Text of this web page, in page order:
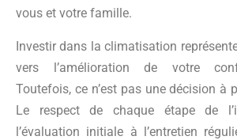
vous et votre famille.
Investir dans la climatisation
vers l’amélioration de votre
Toutefois, ce n’est pas une décision à
Le respect de chaque étape de
l’évaluation initiale à l’entretien